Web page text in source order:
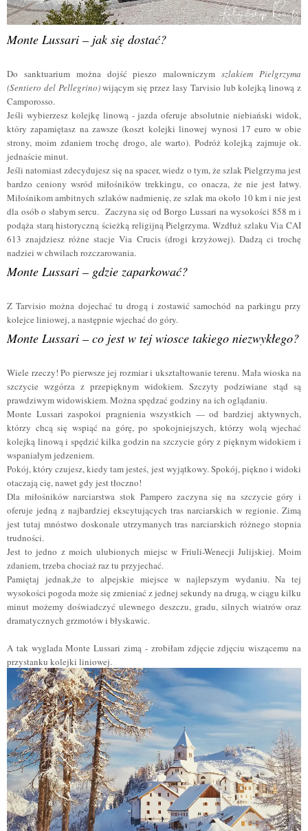
Monte Lussari – jak się dostać?
Do sanktuarium można dojść pieszo malowniczymszlakiem Pielgrzyma
(Sentiero del Pellegrino)wijącym się przez lasy Tarvisio lub kolejką linową z
Camporosso.
Jeśli wybierzesz kolejkę linową - jazda oferuje absolutnie niebiański widok,
który zapamiętasz na zawsze (koszt kolejki linowej wynosi 17 euro w obie
strony, moim zdaniem trochę drogo, ale warto). Podróż kolejką zajmuje ok.
jednaście minut.
Jeśli natomiast zdecydujesz się na spacer, wiedz o tym, że szlak Pielgrzyma jest
bardzo ceniony wsród miłośników trekkingu, co onacza, że nie jest łatwy.
Miłośnikom ambitnych szlaków nadmienię, ze szlak ma około 10 km i nie jest
dla osób o słabym sercu. Zaczyna się od Borgo Lussari na wysokości 858 m i
podąża starą historyczną ścieżką religijną Pielgrzyma. Wzdłuż szlaku Via CAI
613 znajdziesz różne stacje Via Crucis (drogi krzyżowej). Dadzą ci trochę
nadziei w chwilach rozczarowania.
Monte Lussari – gdzie zaparkować?
Z Tarvisio można dojechać tu drogą i zostawić samochód na parkingu przy
kolejce liniowej, a następnie wjechać do góry.
Monte Lussari – co jest w tej wiosce takiego niezwykłego?
Wiele rzeczy! Po pierwsze jej rozmiar i ukształtowanie terenu. Mała wioska na
szczycie wzgórza z przepięknym widokiem. Szczyty podziwiane stąd są
prawdziwym widowiskiem.Można spędzać godziny na ich oglądaniu.
Monte Lussari zaspokoi pragnienia wszystkich — od bardziej aktywnych,
którzy chcą się wspiąć na górę, po spokojniejszych, którzy wolą wjechać
kolejką linową i spędzić kilka godzin na szczycie góry z pięknym widokiem i
wspaniałym jedzeniem.
Pokój, który czujesz, kiedy tam jesteś, jest wyjątkowy. Spokój, piękno i widoki
otaczają cię, nawet gdy jest tłoczno!
Dla miłośników narciarstwa stok Pampero zaczyna się na szczycie góry i
oferuje jedną z najbardziej ekscytujących tras narciarskich w regionie. Zimą
jest tutaj mnóstwo doskonale utrzymanych tras narciarskich różnego stopnia
trudności.
Jest tojedno z moich ulubionych miejsc w Friuli-Wenecji Julijskiej. Moim
zdaniem, trzeba chociaż raz tu przyjechać.
Pamiętaj jednak,że to alpejskie miejsce w najlepszym wydaniu. Na tej
wysokości pogoda może się zmieniać z jednej sekundy na drugą, w ciągu kilku
minut możemy doświadczyć ulewnego deszczu, gradu, silnych wiatrów oraz
dramatycznych grzmotów i błyskawic.
A tak wyglada Monte Lussari zimą - zrobiłam zdjęcie zdjęciu wiszącemu na
przystanku kolejki liniowej.